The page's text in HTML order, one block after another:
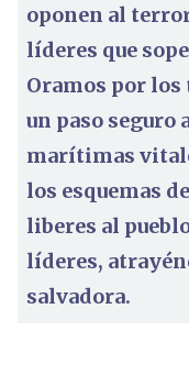
oponen al
líderes que
Oramos por
un paso seguro
marítimas
los esquemas
liberes al
líderes,
salvadora.